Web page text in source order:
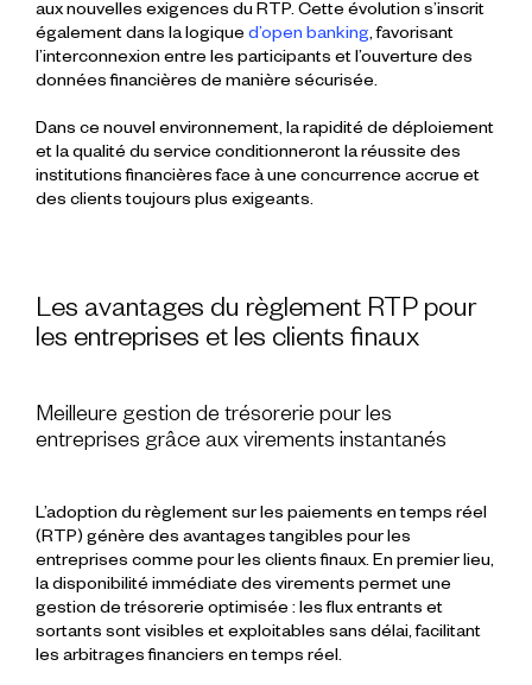
aux nouvelles exigences du RTP. Cette évolution s’inscrit
également dans la logique d’open banking, favorisant
l’interconnexion entre les participants et l’ouverture des
données financières de manière sécurisée.
Dans ce nouvel environnement, la rapidité de déploiement
et la qualité du service conditionneront la réussite des
institutions financières face à une concurrence accrue et
des clients toujours plus exigeants.
Les avantages du règlement RTP pour
les entreprises et les clients finaux
Meilleure gestion de trésorerie pour les
entreprises grâce aux virements instantanés
L’adoption du règlement sur les paiements en temps réel
(RTP) génère des avantagestangibles pour les
entreprises comme pour les clients finaux. En premier lieu,
la disponibilité immédiate des virements permet une
gestion de trésorerie optimisée : les flux entrants et
sortants sont visibles et exploitables sans délai, facilitant
les arbitrages financiers entemps réel.